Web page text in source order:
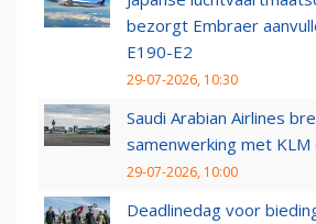
bezorgt Embraer
E190-E2
29-07-2026, 10:30
Saudi Arabian Airlines
samenwerking met KLM
29-07-2026, 10:00
Deadlinedag voor